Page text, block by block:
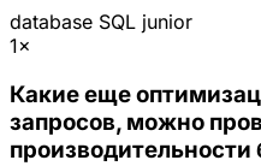
database SQL junior
1×
Какие еще
запросов, можно